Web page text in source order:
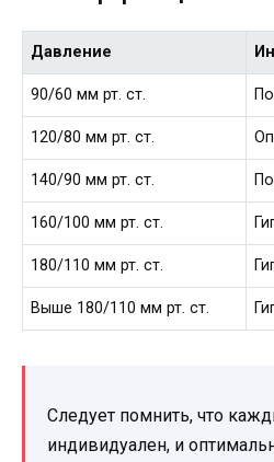
Давление
90/60 мм рт. ст.
120/80 мм рт. ст.
140/90 мм рт. ст.
160/100 мм рт. ст.
180/110 мм рт. ст.
Выше 180/110 мм рт. ст.
Следует помнить, что
индивидуален, и